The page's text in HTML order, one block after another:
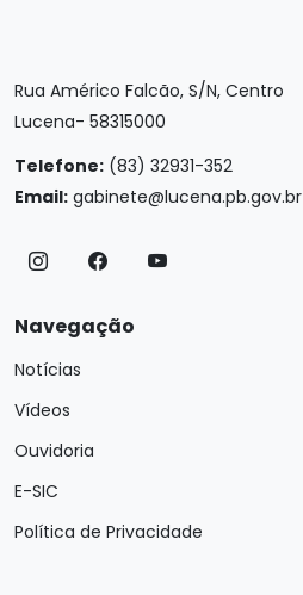
Rua Américo Falcão, S/N, Centro
Lucena- 58315000
Telefone: (83) 32931-352
Email: gabinete@lucena.pb.gov.br
Navegação
Notícias
Vídeos
Ouvidoria
E-SIC
Política de Privacidade